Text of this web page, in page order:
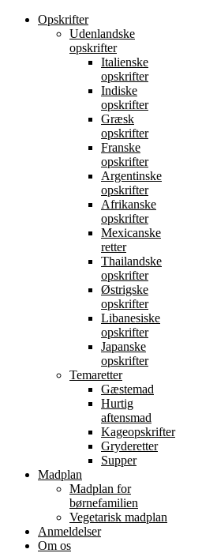
Opskrifter
Udenlandske
opskrifter
Italienske
opskrifter
Indiske
opskrifter
Græsk
opskrifter
Franske
opskrifter
Argentinske
opskrifter
Afrikanske
opskrifter
Mexicanske
retter
Thailandske
opskrifter
Østrigske
opskrifter
Libanesiske
opskrifter
Japanske
opskrifter
Temaretter
Gæstemad
Hurtig
aftensmad
Kageopskrifter
Gryderetter
Supper
Madplan
Madplan for
børnefamilien
Vegetarisk madplan
Anmeldelser
Om os